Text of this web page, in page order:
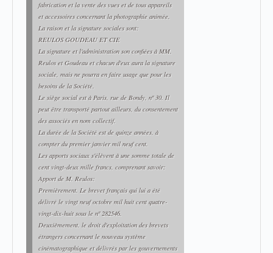
fabrication et la vente des vues et de tous appareils
et accessoires concernant la photographie animée.
La raison et la signature sociales sont:
REULOS GOUDEAU ET CIE
La signature et l'administration son confiées à MM.
Reulos et Goudeau et chacun d'eux aura la signature
sociale, mais ne pourra en faire usage que pour les
besoins de la Société.
Le siège social est à Paris, rue de Bondy, nº 30. Il
peut être transporté partout ailleurs, du consentement
des associés en nom collectif.
La durée de la Société est de quinze années, à
compter du premier janvier mil neuf cent.
Les apports sociaux s'élèvent à une somme totale de
cent vingt-deux mille francs, comprenant savoir:
Apport de M. Reulos:
Premièrement. Le brevet français qui lui a été
délivré le vingt neuf octobre mil huit cent quatre-
vingt-dix-huit sous le nº 282546.
Deuxièmement. le droit d'exploitation des brevets
étrangers concernant le nouveau système
cinématographique et délivrés par les gouvernements